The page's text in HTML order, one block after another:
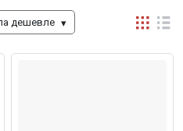
дешевле